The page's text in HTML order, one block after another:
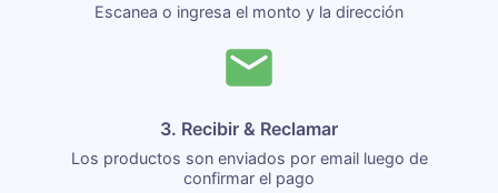
Escanea o ingresa el monto y la dirección
3. Recibir & Reclamar
Los productos son enviados por email luego de
confirmar el pago